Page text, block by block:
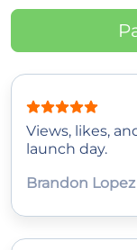
Views, likes,
launch day.
Brandon Lopez